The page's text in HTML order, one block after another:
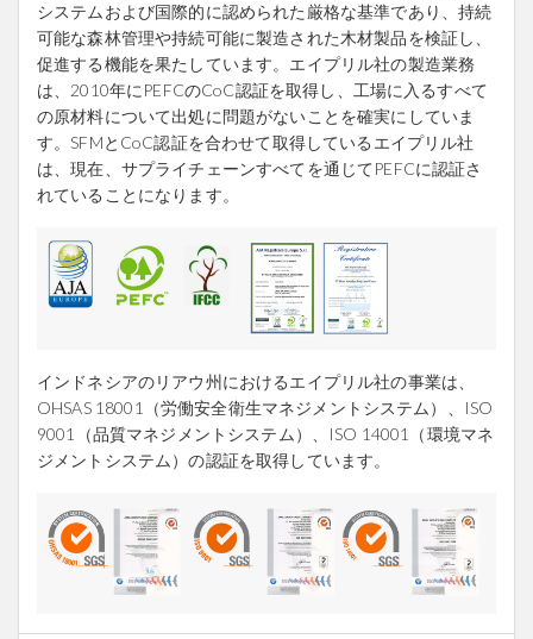
システムおよび国際的に認められた厳格な基準であり、持続
可能な森林管理や持続可能に製造された木材製品を検証し、
促進する機能を果たしています。エイプリル社の製造業務
は、2010年にPEFCのCoC認証を取得し、工場に入るすべて
の原材料について出処に問題がないことを確実にしていま
す。SFMとCoC認証を合わせて取得しているエイプリル社
は、現在、サプライチェーンすべてを通じてPEFCに認証さ
れていることになります。
インドネシアのリアウ州におけるエイプリル社の事業は、
OHSAS 18001（労働安全衛生マネジメントシステム）、ISO
9001（品質マネジメントシステム）、ISO 14001（環境マネ
ジメントシステム）の認証を取得しています。